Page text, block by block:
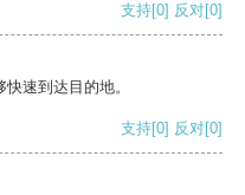
支持[0] 反对[0]
速到达目的地。
支持[0] 反对[0]